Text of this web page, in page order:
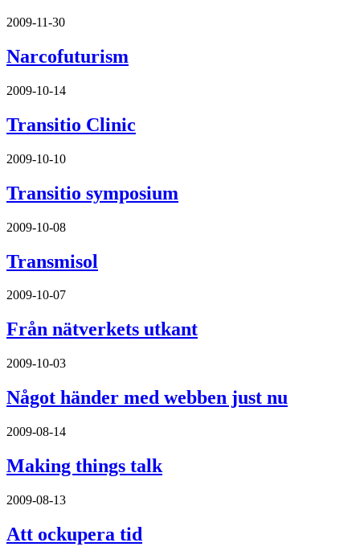
2009-11-30
Narcofuturism
2009-10-14
Transitio Clinic
2009-10-10
Transitio symposium
2009-10-08
Transmisol
2009-10-07
Från nätverkets utkant
2009-10-03
Något händer med webben just nu
2009-08-14
Making things talk
2009-08-13
Att ockupera tid